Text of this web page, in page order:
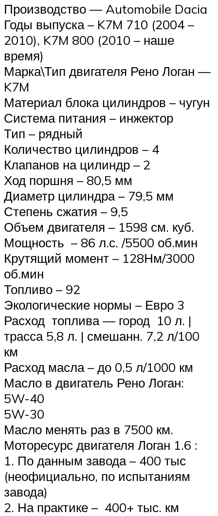
Производство — Automobile Dacia
Годы выпуска – K7M 710 (2004 –
2010), K7M 800 (2010 – наше
время)
Марка\Тип двигателя Рено Логан —
K7M
Материал блока цилиндров – чугун
Система питания – инжектор
Тип – рядный
Количество цилиндров – 4
Клапанов на цилиндр – 2
Ход поршня – 80,5 мм
Диаметр цилиндра – 79,5 мм
Степень сжатия – 9,5
Объем двигателя – 1598 см. куб.
Мощность – 86 л.с. /5500 об.мин
Крутящий момент – 128Нм/3000
об.мин
Топливо – 92
Экологические нормы – Евро 3
Расход топлива — город 10 л. |
трасса 5,8 л. | смешанн. 7,2 л/100
км
Расход масла – до 0,5 л/1000 км
Масло в двигатель Рено Логан:
5W-40
5W-30
Масло менять раз в 7500 км.
Моторесурс двигателя Логан 1.6 :
1. По данным завода – 400 тыс
(неофициально, по испытаниям
завода)
2. На практике – 400+ тыс. км